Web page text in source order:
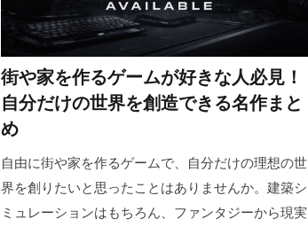
街や家を作るゲームが好きな人必見！
自分だけの世界を創造できる名作まと
め
自由に街や家を作るゲームで、自分だけの理想の世
界を創りたいと思ったことはありませんか。建築シ
ミュレーションはもちろん、ファンタジーから現実